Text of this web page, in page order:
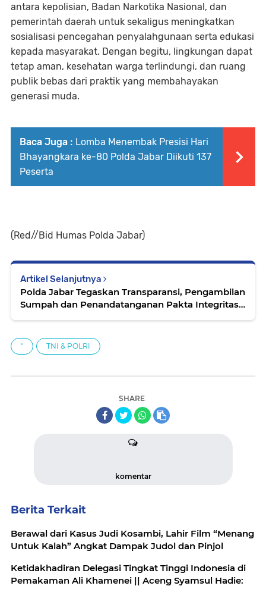
antara kepolisian, Badan Narkotika Nasional, dan
pemerintah daerah untuk sekaligus meningkatkan
sosialisasi pencegahan penyalahgunaan serta edukasi
kepada masyarakat. Dengan begitu, lingkungan dapat
tetap aman, kesehatan warga terlindungi, dan ruang
publik bebas dari praktik yang membahayakan
generasi muda.
Baca Juga : Lomba Menembak Presisi Hari
Bhayangkara ke-80 Polda Jabar Diikuti 137
Peserta
(Red//Bid Humas Polda Jabar)
Artikel Selanjutnya
Polda Jabar Tegaskan Transparansi, Pengambilan
Sumpah dan Penandatanganan Pakta Integritas
" TNI & POLRI
SHARE
komentar
Berita Terkait
Berawal dari Kasus Judi Kosambi, Lahir Film “Menang
Untuk Kalah” Angkat Dampak Judol dan Pinjol
Ketidakhadiran Delegasi Tingkat Tinggi Indonesia di
Pemakaman Ali Khamenei || Aceng Syamsul Hadie: